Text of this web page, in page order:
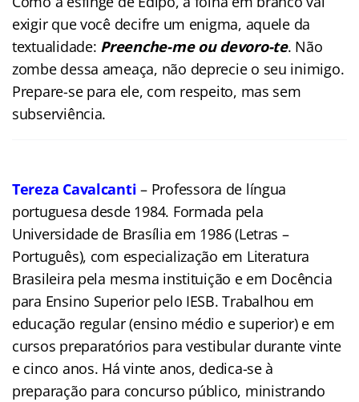
exigir que você decifre um enigma, aquele da
textualidade: Preenche-me ou devoro-te. Não
zombe dessa ameaça, não deprecie o seu inimigo.
Prepare-se para ele, com respeito, mas sem
subserviência.
Tereza Cavalcanti – Professora de língua
portuguesa desde 1984. Formada pela
Universidade de Brasília em 1986 (Letras –
Português), com especialização em Literatura
Brasileira pela mesma instituição e em Docência
para Ensino Superior pelo IESB. Trabalhou em
educação regular (ensino médio e superior) e em
cursos preparatórios para vestibular durante vinte
e cinco anos. Há vinte anos, dedica-se à
preparação para concurso público, ministrando